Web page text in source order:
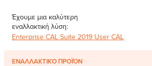
MS System Center
Server CALs
Έχουμε μια καλύτερη
εναλλακτική λύση:
Enterprise CAL Suite 2019 User CAL
ΕΝΑΛΛΑΚΤΙΚΌ ΠΡΟΪΌΝ